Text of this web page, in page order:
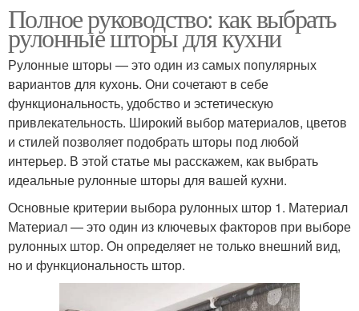
Полное руководство: как выбрать
рулонные шторы для кухни
Рулонные шторы — это один из самых популярных
вариантов для кухонь. Они сочетают в себе
функциональность, удобство и эстетическую
привлекательность. Широкий выбор материалов, цветов
и стилей позволяет подобрать шторы под любой
интерьер. В этой статье мы расскажем, как выбрать
идеальные рулонные шторы для вашей кухни.
Основные критерии выбора рулонных штор 1. Материал
Материал — это один из ключевых факторов при выборе
рулонных штор. Он определяет не только внешний вид,
но и функциональность штор.